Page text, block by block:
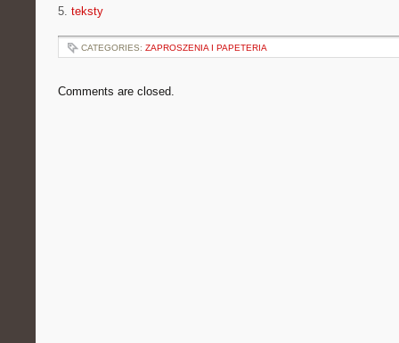
5. teksty
CATEGORIES: ZAPROSZENIA I PAPETERIA
Comments are closed.